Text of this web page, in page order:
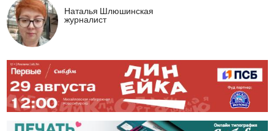
Наталья Шлюшинская
журналист